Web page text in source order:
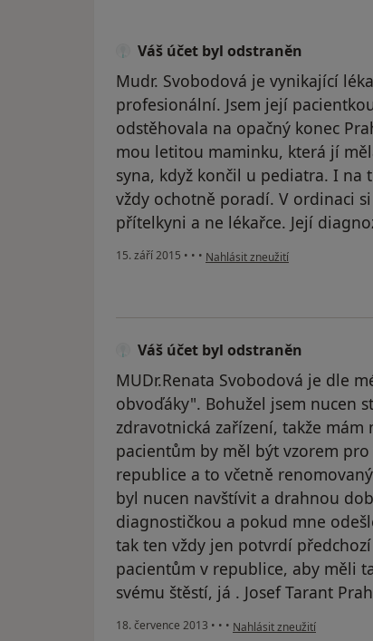
Váš účet byl odstraněn
Mudr. Svobodová je vynikající
profesionální. Jsem její
odstěhovala na opačný konec
mou letitou maminku, která jí
syna, když končil u pediatra. I na
vždy ochotně poradí. V ordinaci
přítelkyni a ne lékařce. Její
15. září 2015 • • • podle názoru uživatele Váš účet
Nahlásit zneužití
Váš účet byl odstraněn
MUDr.Renata Svobodová je dle
obvoďáky". Bohužel jsem nucen
zdravotnická zařízení, takže
pacientům by měl být vzorem
republice a to včetně
byl nucen navštívit a drahnou
diagnostičkou a pokud mne
tak ten vždy jen potvrdí
pacientům v republice, aby měli
svému štěstí, já . Josef Tarant
18. července 2013 • • • podle názoru uživatele Váš
Nahlásit zneužití